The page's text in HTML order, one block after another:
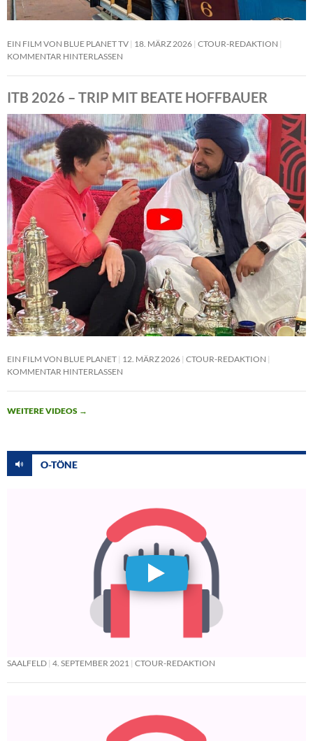
EIN FILM VON BLUE PLANET TV 18. MÄRZ 2026 CTOUR-REDAKTION
KOMMENTAR HINTERLASSEN
ITB 2026 – TRIP MIT BEATE HOFFBAUER
EIN FILM VON BLUE PLANET 12. MÄRZ 2026 CTOUR-REDAKTION
KOMMENTAR HINTERLASSEN
WEITERE VIDEOS →
O-TÖNE
SAALFELD 4. SEPTEMBER 2021 CTOUR-REDAKTION